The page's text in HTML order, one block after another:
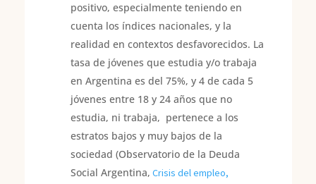
positivo, especialmente teniendo en
cuenta los índices nacionales, y la
realidad en contextos desfavorecidos. La
tasa de jóvenes que estudia y/o trabaja
en Argentina es del 75%, y 4 de cada 5
jóvenes entre 18 y 24 años que no
estudia, ni trabaja, pertenece a los
estratos bajos y muy bajos de la
sociedad (Observatorio de la Deuda
Social Argentina, Crisis del empleo,